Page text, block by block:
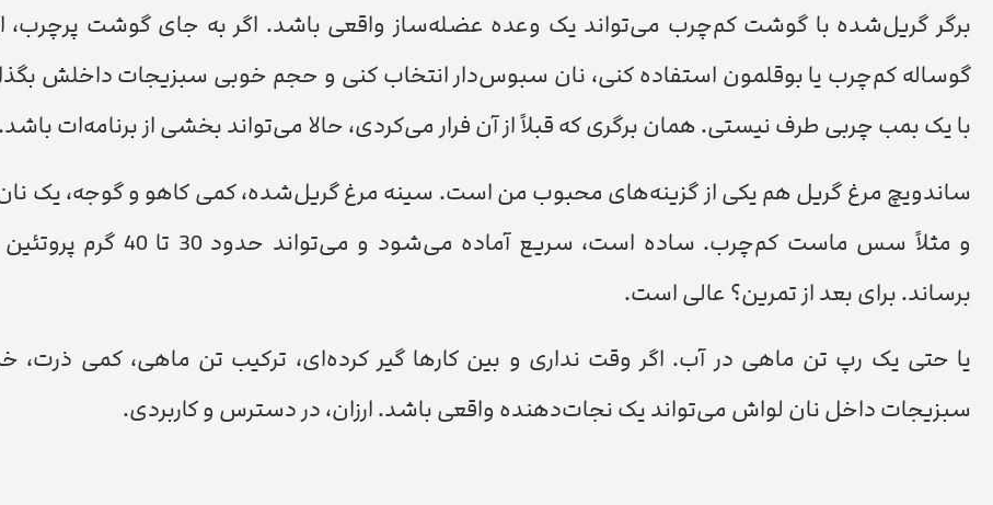
برگر گریل‌شده با گوشت کم‌چرب می‌تواند یک وعده عضله‌ساز واقعی باشد. اگر به جای گوشت پرچرب،
گوساله کم‌چرب یا بوقلمون استفاده کنی، نان سبوس‌دار انتخاب کنی و حجم خوبی سبزیجات داخلش
با یک بمب چربی طرف نیستی. همان برگری که قبلاً از آن فرار می‌کردی، حالا می‌تواند بخشی از برنامه‌ات باشد.
ساندویچ مرغ گریل هم یکی از گزینه‌های محبوب من است. سینه مرغ گریل‌شده، کمی کاهو و گوجه، یک
و مثلاً سس ماست کم‌چرب. ساده است، سریع آماده می‌شود و
برساند. برای بعد از تمرین؟ عالی است.
یا حتی یک رپ تن ماهی در آب. اگر وقت نداری و بین کارها گیر کرده‌ای، ترکیب تن ماهی، کمی ذرت،
سبزیجات داخل نان لواش می‌تواند یک نجات‌دهنده واقعی باشد. ارزان، در دسترس و کاربردی.